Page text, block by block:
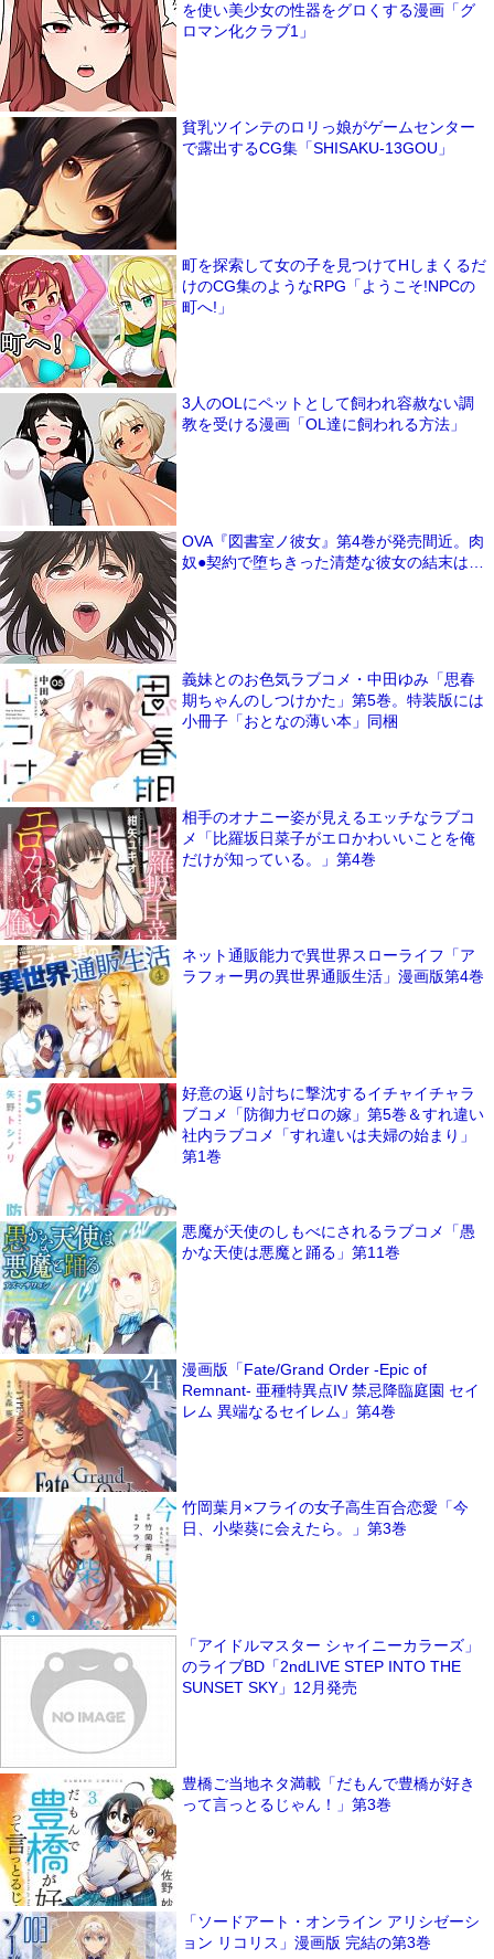
を使い美少女の性器をグロくする漫画「グ
ロマン化クラブ1」
貧乳ツインテのロリっ娘がゲームセンター
で露出するCG集「SHISAKU-13GOU」
町を探索して女の子を見つけてHしまくるだ
けのCG集のようなRPG「ようこそ!NPCの
町へ!」
3人のOLにペットとして飼われ容赦ない調
教を受ける漫画「OL達に飼われる方法」
OVA『図書室ノ彼女』第4巻が発売間近。肉
奴●契約で堕ちきった清楚な彼女の結末は…
義妹とのお色気ラブコメ・中田ゆみ「思春
期ちゃんのしつけかた」第5巻。特装版には
小冊子「おとなの薄い本」同梱
相手のオナニー姿が見えるエッチなラブコ
メ「比羅坂日菜子がエロかわいいことを俺
だけが知っている。」第4巻
ネット通販能力で異世界スローライフ「ア
ラフォー男の異世界通販生活」漫画版第4巻
好意の返り討ちに撃沈するイチャイチャラ
ブコメ「防御力ゼロの嫁」第5巻＆すれ違い
社内ラブコメ「すれ違いは夫婦の始まり」
第1巻
悪魔が天使のしもべにされるラブコメ「愚
かな天使は悪魔と踊る」第11巻
漫画版「Fate/Grand Order -Epic of
Remnant- 亜種特異点IV 禁忌降臨庭園 セイ
レム 異端なるセイレム」第4巻
竹岡葉月×フライの女子高生百合恋愛「今
日、小柴葵に会えたら。」第3巻
「アイドルマスター シャイニーカラーズ」
のライブBD「2ndLIVE STEP INTO THE
SUNSET SKY」12月発売
豊橋ご当地ネタ満載「だもんで豊橋が好き
って言っとるじゃん！」第3巻
「ソードアート・オンライン アリシゼーシ
ョン リコリス」漫画版 完結の第3巻